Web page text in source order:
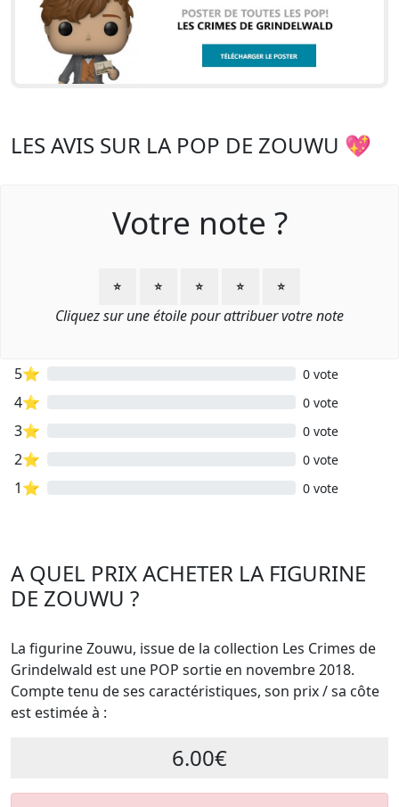
LES AVIS SUR LA POP DE ZOUWU 💖
Votre note ?
⭐ ⭐ ⭐ ⭐ ⭐
Cliquez sur une étoile pour attribuer votre note
5⭐ 0 vote
4⭐ 0 vote
3⭐ 0 vote
2⭐ 0 vote
1⭐ 0 vote
A QUEL PRIX ACHETER LA FIGURINE
DE ZOUWU ?
La figurine Zouwu, issue de la collection Les Crimes de
Grindelwald est une POP sortie en novembre 2018.
Compte tenu de ses caractéristiques, son prix / sa côte
est estimée à :
6.00€